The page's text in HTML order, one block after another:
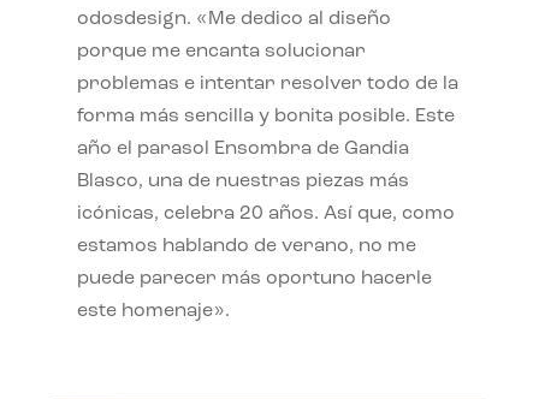
odosdesign. «Me dedico al diseño
porque me encanta solucionar
problemas e intentar resolver todo de la
forma más sencilla y bonita posible. Este
año el parasol Ensombra de Gandia
Blasco, una de nuestras piezas más
icónicas, celebra 20 años. Así que, como
estamos hablando de verano, no me
puede parecer más oportuno hacerle
este homenaje».